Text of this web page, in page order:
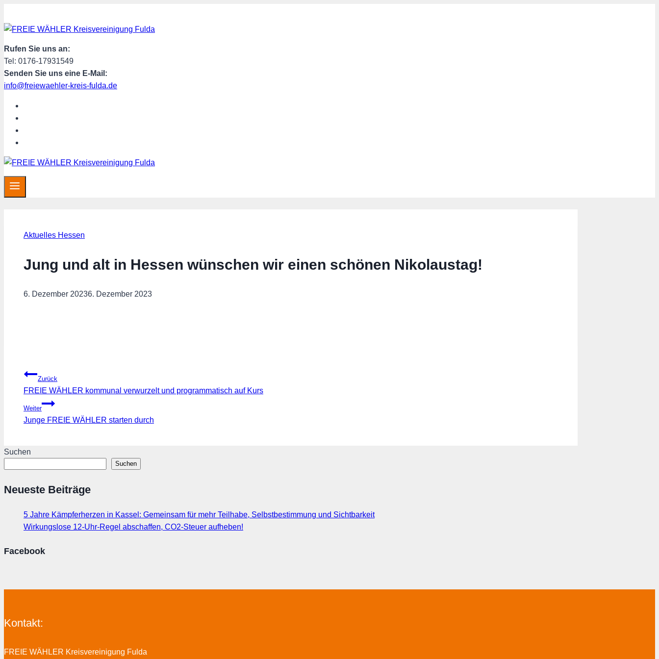
Inhalt
springen
Rufen Sie uns an:
Tel: 0176-17931549
Senden Sie uns eine E-Mail:
info@freiewaehler-kreis-fulda.de
Aktuelles Hessen
Jung und alt in Hessen wünschen wir einen schönen Nikolaustag!
6. Dezember 20236. Dezember 2023
Beitragsnavigation
Zurück
FREIE WÄHLER kommunal verwurzelt und programmatisch auf Kurs
Weiter
Junge FREIE WÄHLER starten durch
Suchen
Suchen
Neueste Beiträge
5 Jahre Kämpferherzen in Kassel: Gemeinsam für mehr Teilhabe, Selbstbestimmung und Sichtbarkeit
Wirkungslose 12-Uhr-Regel abschaffen, CO2-Steuer aufheben!
Facebook
Kontakt:
FREIE WÄHLER Kreisvereinigung Fulda